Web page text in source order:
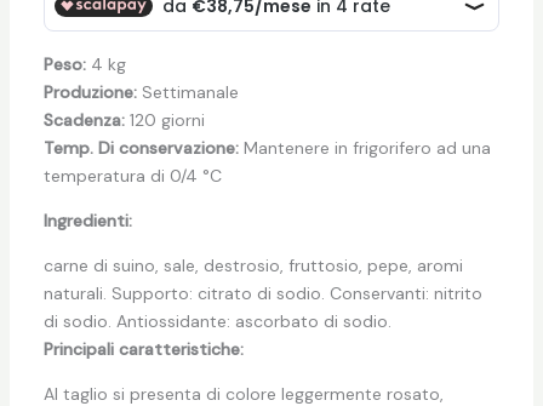
Peso:4 kg
Produzione:Settimanale
Scadenza:120 giorni
Temp. Di conservazione:Mantenere in frigorifero ad una
temperatura di 0/4 °C
Ingredienti:
carne di suino, sale, destrosio, fruttosio, pepe, aromi
naturali. Supporto: citrato di sodio. Conservanti: nitrito
di sodio. Antiossidante: ascorbato di sodio.
Principali caratteristiche:
Al taglio si presenta di colore leggermente rosato,
Poggio